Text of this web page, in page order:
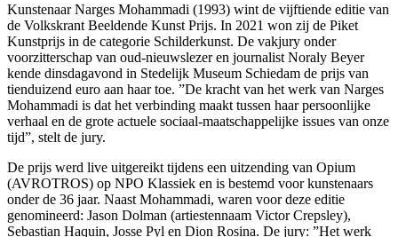
Kunstenaar Narges Mohammadi (1993) wint de vijftiende editie van
de Volkskrant Beeldende Kunst Prijs. In 2021 won zij de Piket
Kunstprijs in de categorie Schilderkunst. De vakjury onder
voorzitterschap van oud-nieuwslezer en journalist Noraly Beyer
kende dinsdagavond in Stedelijk Museum Schiedam de prijs van
tienduizend euro aan haar toe. ”De kracht van het werk van Narges
Mohammadi is dat het verbinding maakt tussen haar persoonlijke
verhaal en de grote actuele sociaal-maatschappelijke issues van onze
tijd”, stelt de jury.
De prijs werd live uitgereikt tijdens een uitzending van Opium
(AVROTROS) op NPO Klassiek en is bestemd voor kunstenaars
onder de 36 jaar. Naast Mohammadi, waren voor deze editie
genomineerd: Jason Dolman (artiestennaam Victor Crepsley),
Sebastian Haquin, Josse Pyl en Dion Rosina. De jury: ”Het werk